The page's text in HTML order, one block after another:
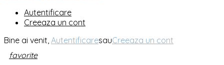
Autentificare
Creeaza un cont
Bine ai venit, AutentificaresauCreeaza un cont
favorite